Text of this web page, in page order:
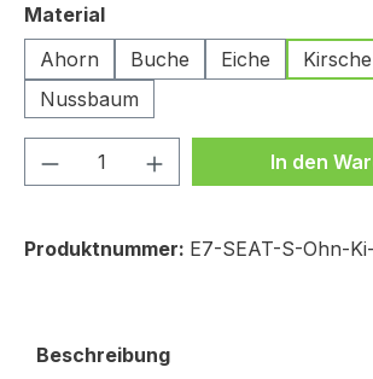
Materialauswählen
Ahorn
Buche Eiche
Kirsche
Nussbaum
Produkt Anzahl: Gib den
In den
Produktnummer: E7-SEAT-S-Ohn-
Beschreibung